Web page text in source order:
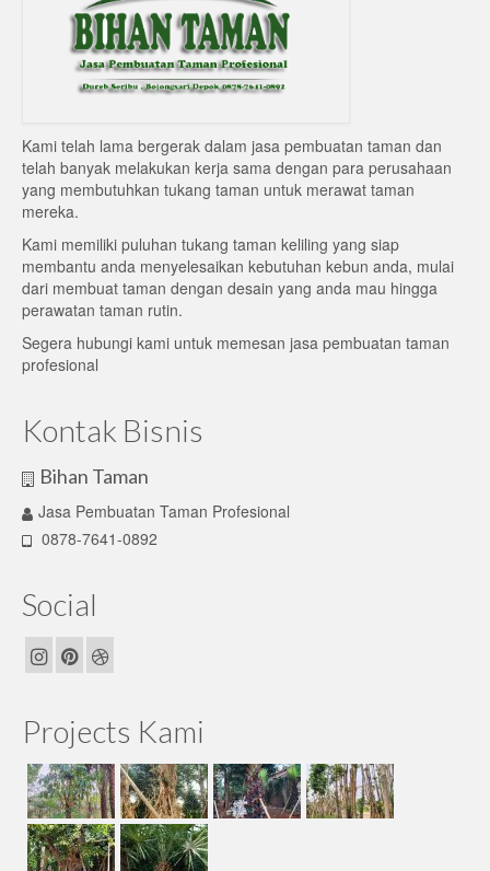
Kami telah lama bergerak dalam jasa pembuatan taman dan
telah banyak melakukan kerja sama dengan para perusahaan
yang membutuhkan tukang taman untuk merawat taman
mereka.
Kami memiliki puluhan tukang taman keliling yang siap
membantu anda menyelesaikan kebutuhan kebun anda, mulai
dari membuat taman dengan desain yang anda mau hingga
perawatan taman rutin.
Segera hubungi kami untuk memesan jasa pembuatan taman
profesional
Kontak Bisnis
Bihan Taman
Jasa Pembuatan Taman Profesional
0878-7641-0892
Social
Projects Kami